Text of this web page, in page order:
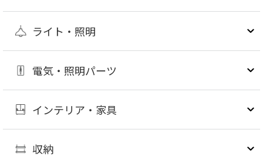
ライト・照明
電気・照明パーツ
インテリア・家具
収納